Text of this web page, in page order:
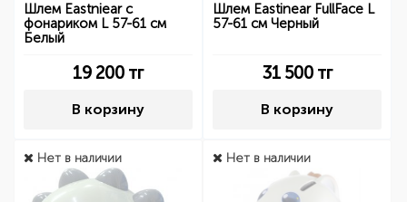
Шлем Eastniear с
фонариком L 57-61 см
Белый
19 200 тг
В корзину
Шлем Eastinear FullFace L
57-61 см Черный
31 500тг
В корзину
Нет в наличии Нет в наличии